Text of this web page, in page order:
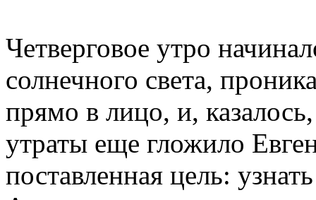
Четверговое утро
солнечного света,
прямо в лицо, и,
утраты еще гложило
поставленная цель: